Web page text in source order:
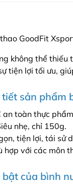
GoodFit
không thể
tiện lợi tối ưu,
sản phẩm
an toàn thực
nhẹ, chỉ 150g.
tiện lợi, tái sử
hợp với các môn
của bình